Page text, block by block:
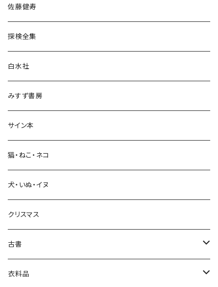
民族・風習
言語・ことば
生活・暮らし
芸術・絵画・写真
絵本・児童書
娯楽・エンターテインメント
佐藤健寿
探検全集
白水社
みすず書房
サイン本
猫・ねこ・ネコ
犬・いぬ・イヌ
クリスマス
古書
古書セット
衣料品